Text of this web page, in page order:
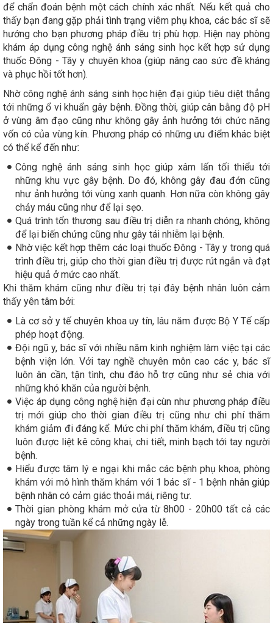
để chẩn đoán bệnh một cách chính xác nhất. Nếu kết quả cho
thấy bạn đang gặp phải tình trạng viêm phụ khoa, các bác sĩ sẽ
hướng cho bạn phương pháp điều trị phù hợp. Hiện nay phòng
khám áp dụng công nghệ ánh sáng sinh học kết hợp sử dụng
thuốc Đông - Tây y chuyên khoa (giúp nâng cao sức đề kháng
và phục hồi tốt hơn).
Nhờ công nghệ ánh sáng sinh học hiện đại giúp tiêu diệt thẳng
tới những ổ vi khuẩn gây bệnh. Đồng thời, giúp cân bằng độ pH
ở vùng âm đạo cũng như không gây ảnh hưởng tới chức năng
vốn có của vùng kín. Phương pháp có những ưu điểm khác biệt
có thể kể đến như:
Công nghệ ánh sáng sinh học giúp xâm lấn tối thiểu tới
những khu vực gây bệnh. Do đó, không gây đau đớn cũng
như ảnh hưởng tới vùng xanh quanh. Hơn nữa còn không gây
chảy máu cũng như để lại sẹo.
Quá trình tổn thương sau điều trị diễn ra nhanh chóng, không
để lại biến chứng cũng như gây tái nhiễm lại bệnh.
Nhờ việc kết hợp thêm các loại thuốc Đông - Tây y trong quá
trình điều trị, giúp cho thời gian điều trị được rút ngắn và đạt
hiệu quả ở mức cao nhất.
Khi thăm khám cũng như điều trị tại đây bệnh nhân luôn cảm
thấy yên tâm bởi:
Là cơ sở y tế chuyên khoa uy tín, lâu năm được Bộ Y Tế cấp
phép hoạt động.
Đội ngũ y, bác sĩ với nhiều năm kinh nghiệm làm việc tại các
bệnh viện lớn. Với tay nghề chuyên môn cao các y, bác sĩ
luôn ân cần, tận tình, chu đáo hỗ trợ cũng như sẻ chia với
những khó khăn của người bệnh.
Việc áp dụng công nghệ hiện đại cùn như phương pháp điều
trị mới giúp cho thời gian điều trị cũng như chi phí thăm
khám giảm đi đáng kể. Mức chi phí thăm khám, điều trị cũng
luôn được liệt kê công khai, chi tiết, minh bạch tới tay người
bệnh.
Hiểu được tâm lý e ngại khi mắc các bệnh phụ khoa, phòng
khám với mô hình thăm khám với 1 bác sĩ - 1 bệnh nhân giúp
bệnh nhân có cảm giác thoải mái, riêng tư.
Thời gian phòng khám mở cửa từ 8h00 - 20h00 tất cả các
ngày trong tuần kể cả những ngày lễ.